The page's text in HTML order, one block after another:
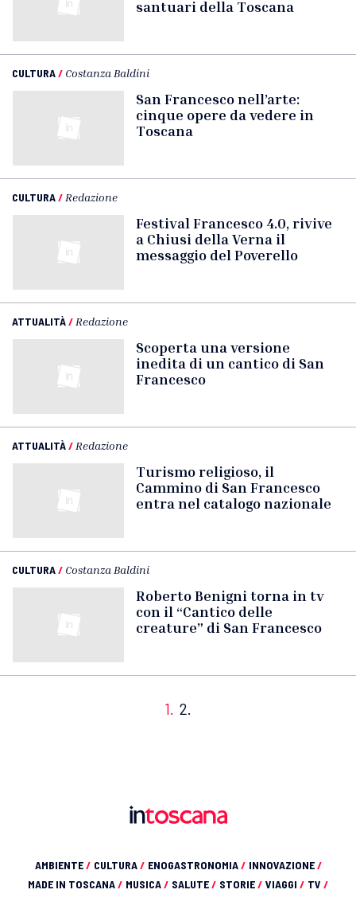
santuari della Toscana
CULTURA/ Costanza Baldini
San Francesco nell’arte:
cinque opere da vedere in
Toscana
CULTURA/ Redazione
Festival Francesco 4.0, rivive
a Chiusi della Verna il
messaggio del Poverello
ATTUALITÀ/ Redazione
Scoperta una versione
inedita di un cantico di San
Francesco
ATTUALITÀ/ Redazione
Turismo religioso, il
Cammino di San Francesco
entra nel catalogo nazionale
CULTURA/ Costanza Baldini
Roberto Benigni torna in tv
con il “Cantico delle
creature” di San Francesco
1. 2.
AMBIENTE/ CULTURA/ ENOGASTRONOMIA/ INNOVAZIONE/
MADE IN TOSCANA/ MUSICA/ SALUTE/ STORIE/ VIAGGI / TV /